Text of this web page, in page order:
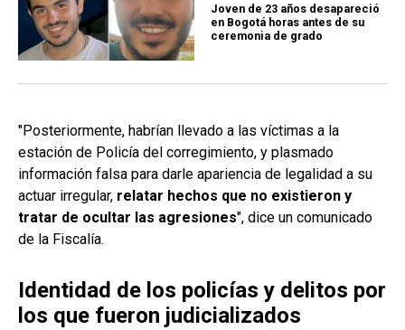
Joven de 23 años desapareció
en Bogotá horas antes de su
ceremonia de grado
"Posteriormente, habrían llevado a las víctimas a la
estación de Policía del corregimiento, y plasmado
información falsa para darle apariencia de legalidad a su
actuar irregular, relatar hechos que no existieron y
tratar de ocultar las agresiones", dice un comunicado
de la Fiscalía.
Identidad de los policías y delitos por
los que fueron judicializados